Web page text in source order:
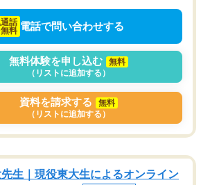
通話
無料 電話で問い合わせする
無料体験を申し込む
無料
（リストに追加する）
資料を請求する
無料
（リストに追加する）
生｜現役東大生によるオンライン